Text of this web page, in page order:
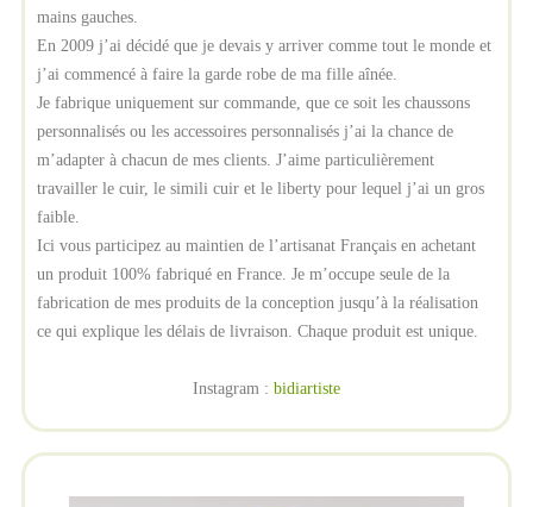
mains gauches.
En 2009 j’ai décidé que je devais y arriver comme tout le monde et
j’ai commencé à faire la garde robe de ma fille aînée.
Je fabrique uniquement sur commande, que ce soit les chaussons
personnalisés ou les accessoires personnalisés j’ai la chance de
m’adapter à chacun de mes clients. J’aime particulièrement
travailler le cuir, le simili cuir et le liberty pour lequel j’ai un gros
faible.
Ici vous participez au maintien de l’artisanat Français en achetant
un produit 100% fabriqué en France. Je m’occupe seule de la
fabrication de mes produits de la conception jusqu’à la réalisation
ce qui explique les délais de livraison. Chaque produit est unique.
Instagram : bidiartiste